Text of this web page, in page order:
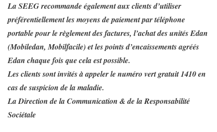
La SEEG recommande également aux clients d’utiliser
préférentiellement les moyens de paiement par téléphone
portable pour le règlement des factures, l’achat des unités Edan
(Mobiledan, Mobilfacile) et les points d’encaissements agréés
Edan chaque fois que cela est possible.
Les clients sont invités à appeler le numéro vert gratuit 1410 en
cas de suspicion de la maladie.
La Direction de la Communication & de la Responsabilité
Sociétale